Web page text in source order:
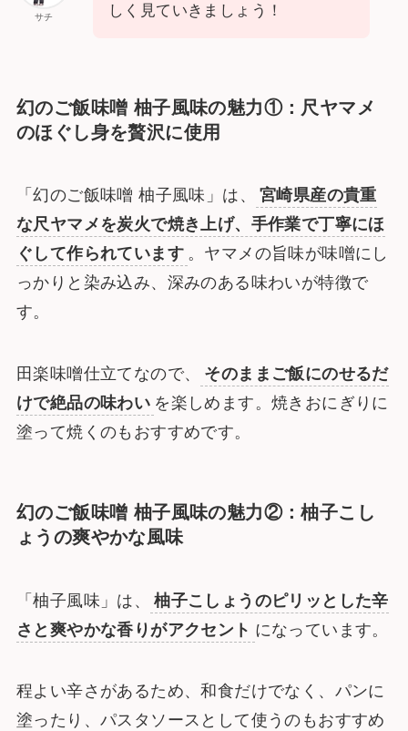
サチ
しく見ていきましょう！
幻のご飯味噌 柚子風味の魅力①：尺ヤマメ
のほぐし身を贅沢に使用
「幻のご飯味噌 柚子風味」は、
宮崎県産の貴重
な尺ヤマメを炭火で焼き上げ、手作業で丁寧にほ
ぐして作られています 。ヤマメの旨味が味噌にし
っかりと染み込み、深みのある味わいが特徴で
す。
田楽味噌仕立てなので、
そのままご飯にのせるだ
けで絶品の味わい を楽しめます。焼きおにぎりに
塗って焼くのもおすすめです。
幻のご飯味噌 柚子風味の魅力②：柚子こし
ょうの爽やかな風味
「柚子風味」は、
柚子こしょうのピリッとした辛
さと爽やかな香りがアクセント になっています。
程よい辛さがあるため、和食だけでなく、パンに
塗ったり、パスタソースとして使うのもおすすめ